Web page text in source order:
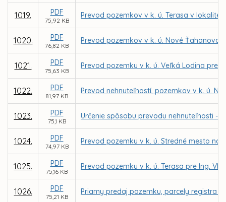
1019. PDF
75,92 KB
Prevod pozemkov v k. ú. Terasa v lokalite
1020. PDF
76,82 KB
Prevod pozemkov v k. ú. Nové
1021. PDF
75,63 KB
Prevod pozemku v k. ú. Veľká Lodina pre
1022. PDF
81,97 KB
Prevod nehnuteľností, pozemkov v k. ú.
1023. PDF
75,1 KB
Určenie spôsobu prevodu nehnuteľnosti -
1024. PDF
74,97 KB
Prevod pozemku v k. ú. Stredné mesto na
1025. PDF
75,16 KB
Prevod pozemku v k. ú. Terasa pre Ing.
1026. PDF
75,21 KB
Priamy predaj pozemku, parcely registra